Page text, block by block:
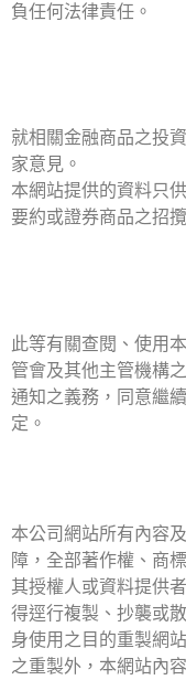
負任何法律責任。
就相關金融商品之投
家意見。
本網站提供的資料只
要約或證券商品之招
此等有關查閱、使用
管會及其他主管機構
通知之義務，同意繼
定。
本公司網站所有內容
障，全部著作權、商
其授權人或資料提供
得逕行複製、抄襲或
身使用之目的重製網
之重製外，本網站內